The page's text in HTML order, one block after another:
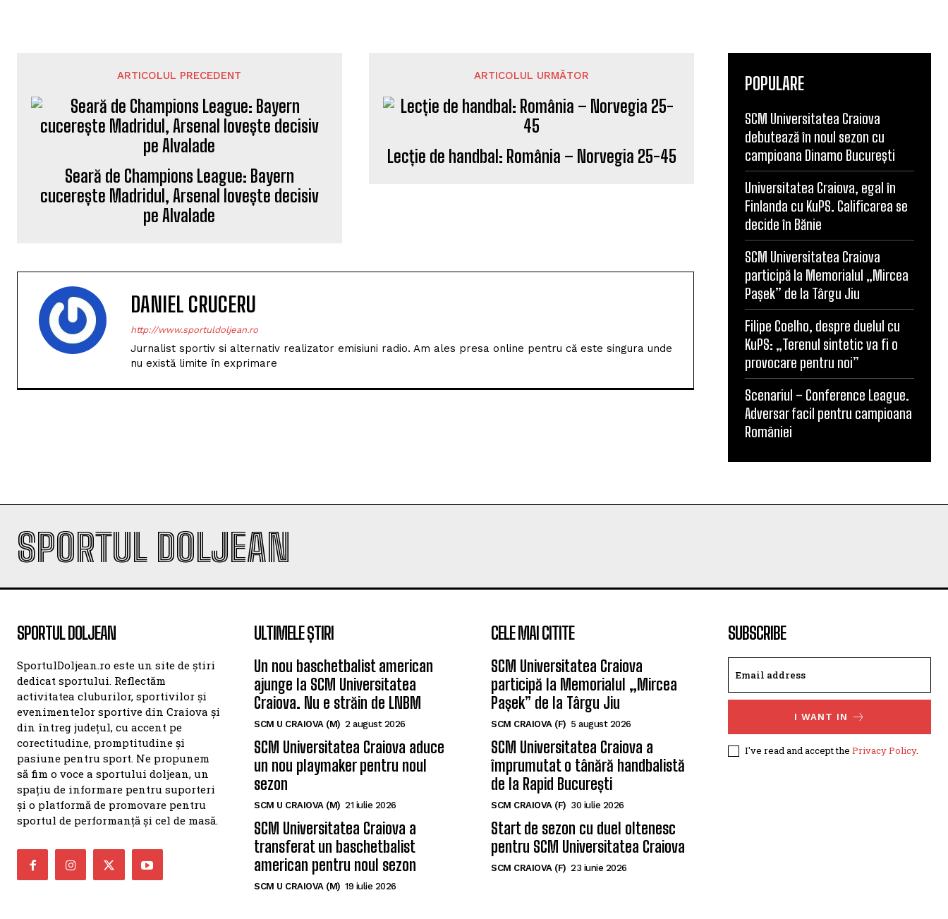
ARTICOLUL PRECEDENT
Seară de Champions League: Bayern
cucerește Madridul, Arsenal lovește decisiv
pe Alvalade
ARTICOLUL URMĂTOR
Lecție de handbal: România – Norvegia 25-45
DANIEL CRUCERU
http://www.sportuldoljean.ro
Jurnalist sportiv si alternativ realizator emisiuni radio. Am ales presa online pentru că este singura unde
nu există limite în exprimare
POPULARE
SCM Universitatea Craiova
debutează în noul sezon cu
campioana Dinamo București
Universitatea Craiova, egal în
Finlanda cu KuPS. Calificarea se
decide în Bănie
SCM Universitatea Craiova
participă la Memorialul „Mircea
Pașek” de la Târgu Jiu
Filipe Coelho, despre duelul cu
KuPS: „Terenul sintetic va fi o
provocare pentru noi”
Scenariul – Conference League.
Adversar facil pentru campioana
României
SPORTUL DOLJEAN
SPORTUL DOLJEAN
SportulDoljean.ro este un site de știri
dedicat sportului. Reflectăm
activitatea cluburilor, sportivilor și
evenimentelor sportive din Craiova și
din întreg județul, cu accent pe
corectitudine, promptitudine și
pasiune pentru sport. Ne propunem
să fim o voce a sportului doljean, un
spațiu de informare pentru suporteri
și o platformă de promovare pentru
sportul de performanță și cel de masă.
ULTIMELE ȘTIRI
Un nou baschetbalist american
ajunge la SCM Universitatea
Craiova. Nu e străin de LNBM
SCM U CRAIOVA (M) 2 august 2026
SCM Universitatea Craiova aduce
un nou playmaker pentru noul
sezon
SCM U CRAIOVA (M) 21 iulie 2026
SCM Universitatea Craiova a
transferat un baschetbalist
american pentru noul sezon
SCM U CRAIOVA (M) 19 iulie 2026
CELE MAI CITITE
SCM Universitatea Craiova
participă la Memorialul „Mircea
Pașek” de la Târgu Jiu
SCM CRAIOVA (F) 5 august 2026
SCM Universitatea Craiova a
împrumutat o tânără handbalistă
de la Rapid București
SCM CRAIOVA (F) 30 iulie 2026
Start de sezon cu duel oltenesc
pentru SCM Universitatea Craiova
SCM CRAIOVA (F) 23 iunie 2026
SUBSCRIBE
I WANT IN
I've read and accept the Privacy Policy.